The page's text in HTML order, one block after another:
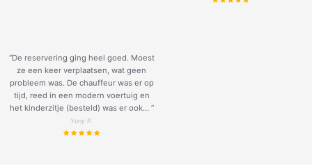
“De reservering ging heel goed. Moest
ze een keer verplaatsen, wat geen
probleem was. De chauffeur was er op
tijd, reed in een modern voertuig en
het kinderzitje (besteld) was er ook... ”
Yuriy P.